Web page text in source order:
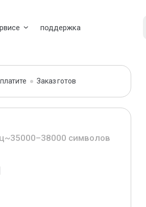
поддержка
Заказ готов
~35000–38000 символов